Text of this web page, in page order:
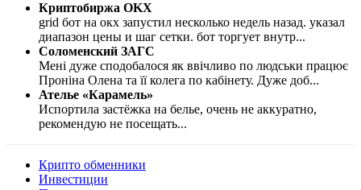
Криптобиржа OKX
grid бот на окх запустил несколько недель назад. указал
диапазон цены и шаг сетки. бот торгует внутр...
Соломенский ЗАГС
Мені дуже сподобалося як ввічливо по людськи працює
Проніна Олена та її колега по кабінету. Дуже доб...
Ателье «Карамель»
Испортила застёжка на белье, очень не аккуратно,
рекомендую не посещать...
Крипто обменники
Инвестиции